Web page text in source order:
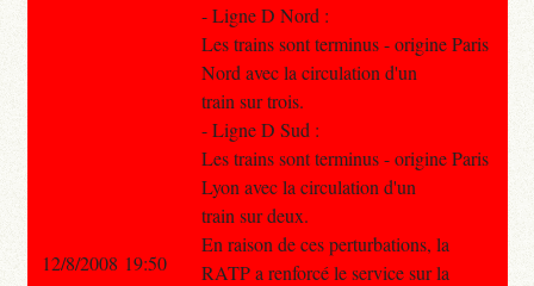
- Ligne D Nord :
Les trains sont terminus - origine Paris
Nord avec la circulation d'un
train sur trois.
- Ligne D Sud :
Les trains sont terminus - origine Paris
Lyon avec la circulation d'un
train sur deux.
En raison de ces perturbations, la
RATP a renforcé le service sur la
12/8/2008 19:50